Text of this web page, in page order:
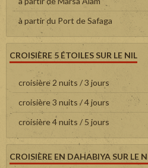
à partir du Port de Safaga
CROISIÈRE 5 ÉTOILES SUR LE NIL
croisière 2 nuits / 3 jours
croisière 3 nuits / 4 jours
croisière 4 nuits / 5 jours
CROISIÈRE EN DAHABIYA SUR LE